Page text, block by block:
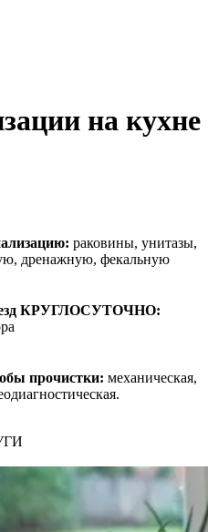
на кухне
раковины, унитазы,
дренажную, фекальную
КРУГЛОСУТОЧНО:
прочистки: механическая,